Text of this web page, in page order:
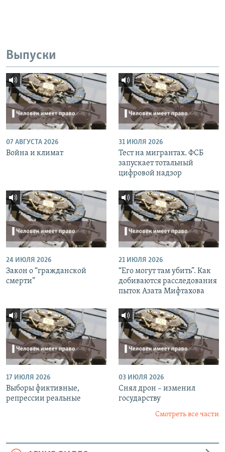
Выпуски
07 АВГУСТА 2026
Война и климат
31 ИЮЛЯ 2026
Тест на мигрантах. ФСБ
запускает тотальный
цифровой надзор
24 ИЮЛЯ 2026
Закон о “гражданской
смерти”
21 ИЮЛЯ 2026
“Его могут там убить”. Как
добиваются расследования
пыток Азата Мифтахова
17 ИЮЛЯ 2026
Выборы фиктивные,
репрессии реальные
03 ИЮЛЯ 2026
Снял дрон – изменил
государству
Смотреть все части